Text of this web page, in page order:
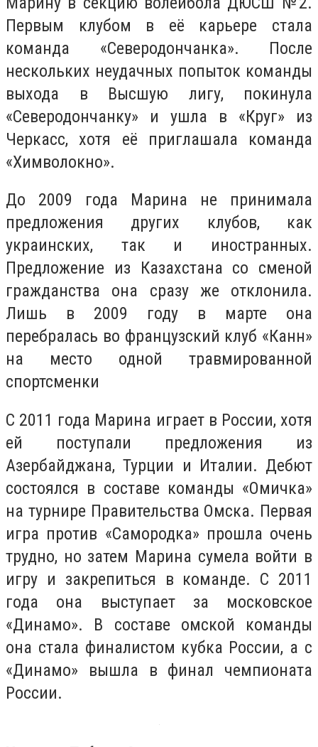
Первым клубом в её карьере стала
команда «Северодончанка». После
нескольких неудачных попыток команды
выхода в Высшую лигу, покинула
«Северодончанку» и ушла в «Круг» из
Черкасс, хотя её приглашала команда
«Химволокно».
До 2009 года Марина не принимала
предложения других клубов, как
украинских, так и иностранных.
Предложение из Казахстана со сменой
гражданства она сразу же отклонила.
Лишь в 2009 году в марте она
перебралась во французский клуб «Канн»
на место одной травмированной
спортсменки
С 2011 года Марина играет в России, хотя
ей поступали предложения из
Азербайджана, Турции и Италии. Дебют
состоялся в составе команды «Омичка»
на турнире Правительства Омска. Первая
игра против «Самородка» прошла очень
трудно, но затем Марина сумела войти в
игру и закрепиться в команде. С 2011
года она выступает за московское
«Динамо». В составе омской команды
она стала финалистом кубка России, а с
«Динамо» вышла в финал чемпионата
России.